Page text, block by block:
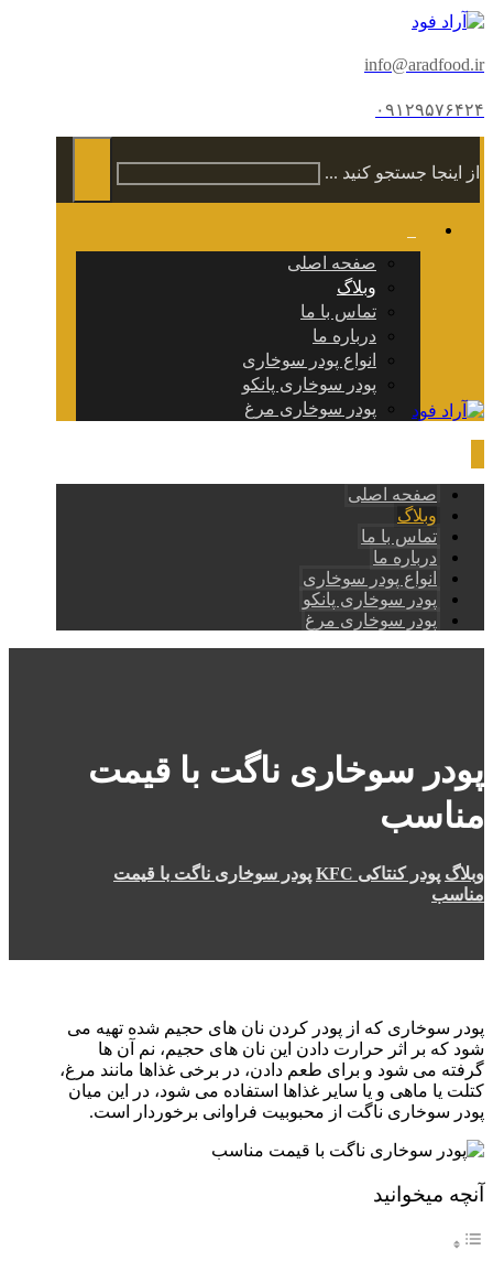
info@aradfood.ir
۰۹۱۲۹۵۷۶۴۲۴
از اینجا جستجو کنید ...
صفحه اصلی
وبلاگ
تماس با ما
درباره ما
انواع پودر سوخاری
پودر سوخاری پانکو
پودر سوخاری مرغ
صفحه اصلی
وبلاگ
تماس با ما
درباره ما
انواع پودر سوخاری
پودر سوخاری پانکو
پودر سوخاری مرغ
پودر سوخاری ناگت با قیمت
مناسب
وبلاگ پودر کنتاکی KFC
پودر سوخاری ناگت با قیمت
مناسب
پودر سوخاری که از پودر کردن نان های حجیم شده تهیه می
شود که بر اثر حرارت دادن این نان های حجیم، نم آن ها
گرفته می شود و برای طعم دادن، در برخی غذاها مانند مرغ،
کتلت یا ماهی و یا سایر غذاها استفاده می شود، در این میان
پودر سوخاری ناگت از محبوبیت فراوانی برخوردار است.
آنچه میخوانید